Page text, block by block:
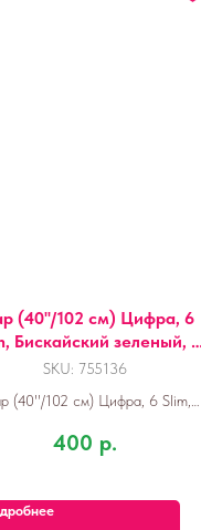
(40''/102 см) Цифра, 6
Бискайский зеленый, 1
шт. в уп.
SKU: 755136
(40''/102 см) Цифра, 6 Slim,
400 р.